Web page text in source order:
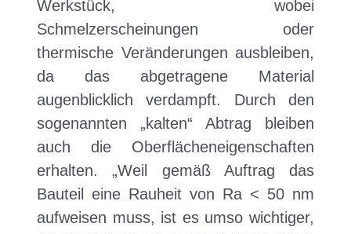
Werkstück, wobei
Schmelzerscheinungen oder
thermische Veränderungen ausbleiben,
da das abgetragene Material
augenblicklich verdampft. Durch den
sogenannten „kalten“ Abtrag bleiben
auch die Oberflächeneigenschaften
erhalten. „Weil gemäß Auftrag das
Bauteil eine Rauheit von Ra < 50 nm
aufweisen muss, ist es umso wichtiger,